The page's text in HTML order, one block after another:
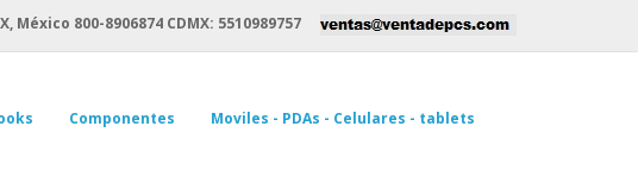
México 800-8906874 CDMX: 5510989757
Componentes Moviles - PDAs - Celulares - tablets